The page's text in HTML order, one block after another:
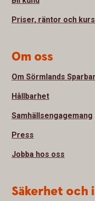
Priser, räntor och
Om oss
Om Sörmlands
Hållbarhet
Samhällsengagemang
Press
Jobba hos oss
Säkerhet